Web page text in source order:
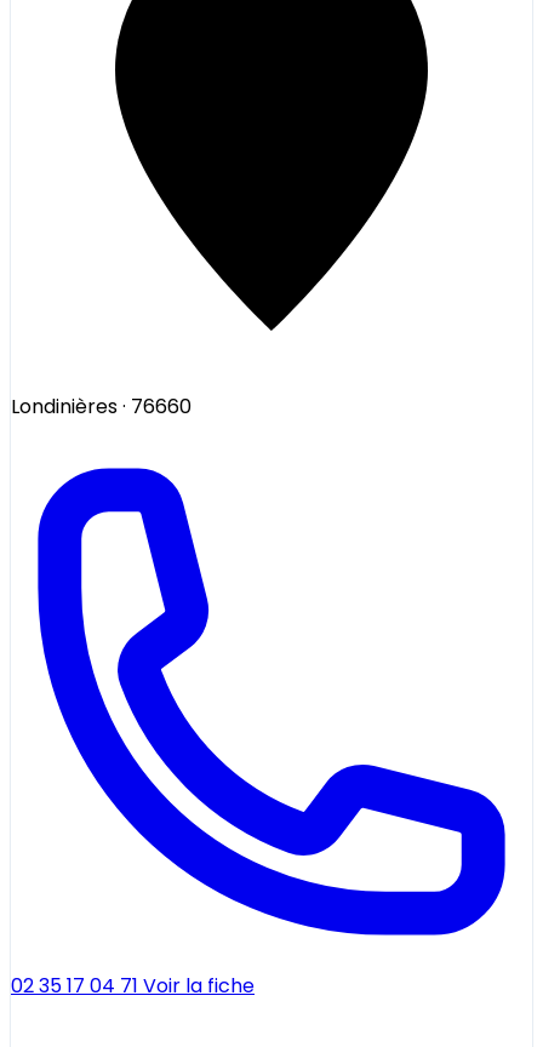
Londinières· 76660
02 35 17 04 71 Voir la fiche